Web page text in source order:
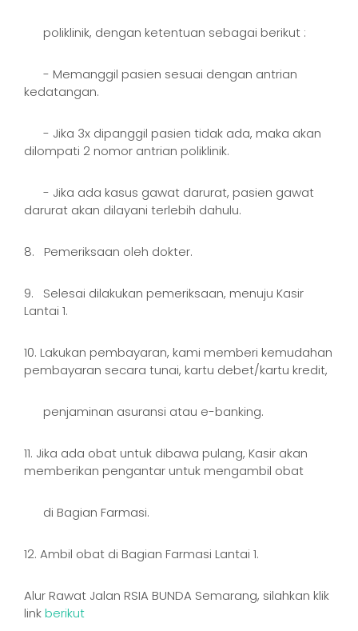
poliklinik, dengan ketentuan sebagai berikut :
- Memanggil pasien sesuai dengan antrian
kedatangan.
- Jika 3x dipanggil pasien tidak ada, maka akan
dilompati 2 nomor antrian poliklinik.
- Jika ada kasus gawat darurat, pasien gawat
darurat akan dilayani terlebih dahulu.
8. Pemeriksaan oleh dokter.
9. Selesai dilakukan pemeriksaan, menuju Kasir
Lantai 1.
10. Lakukan pembayaran, kami memberi kemudahan
pembayaran secara tunai, kartu debet/kartu kredit,
penjaminan asuransi atau e-banking.
11. Jika ada obat untuk dibawa pulang, Kasir akan
memberikan pengantar untuk mengambil obat
di Bagian Farmasi.
12. Ambil obat di Bagian Farmasi Lantai 1.
Alur Rawat Jalan RSIA BUNDA Semarang, silahkan klik
linkberikut